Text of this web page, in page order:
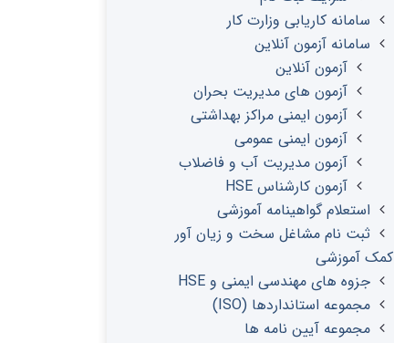
سامانه کاریابی وزارت کار
سامانه آزمون آنلاین
آزمون آنلاین
آزمون های مدیریت بحران
آزمون ایمنی مراکز بهداشتی
آزمون ایمنی عمومی
آزمون مدیریت آب و فاضلاب
آزمون کارشناس HSE
استعلام گواهینامه آموزشی
ثبت نام مشاغل سخت و زیان آور
کمک آموزشی
جزوه های مهندسی ایمنی و HSE
مجموعه استانداردها (ISO)
مجموعه آیین نامه ها